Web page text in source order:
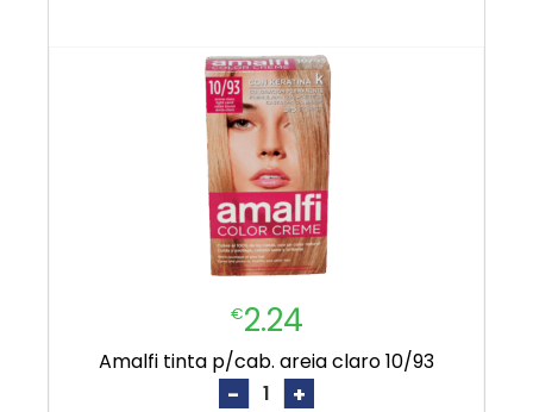
€2.24
amalfi tinta p/cab. areia claro 10/93
- +